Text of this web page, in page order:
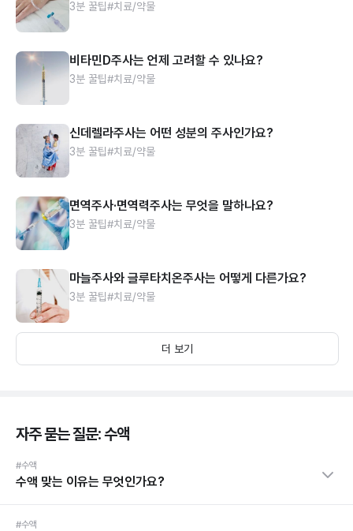
3분 꿀팁#치료/약물
비타민D주사는 언제 고려할 수 있나요?
3분 꿀팁#치료/약물
신데렐라주사는 어떤 성분의 주사인가요?
3분 꿀팁#치료/약물
면역주사·면역력주사는 무엇을 말하나요?
3분 꿀팁#치료/약물
마늘주사와 글루타치온주사는 어떻게 다른가요?
3분 꿀팁#치료/약물
더 보기
자주 묻는 질문: 수액
#수액
수액 맞는 이유는 무엇인가요?
#수액